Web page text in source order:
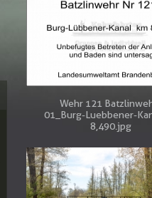
Wehr 121
01_Burg-Luebbener-
8,490.jpg